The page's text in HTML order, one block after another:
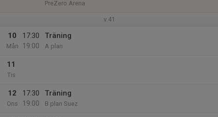
PreZero Arena
v.41
10
Mån
17:30
19:00
Träning
A plan
11
Tis
12
Ons
17:30
19:00
Träning
B plan Suez